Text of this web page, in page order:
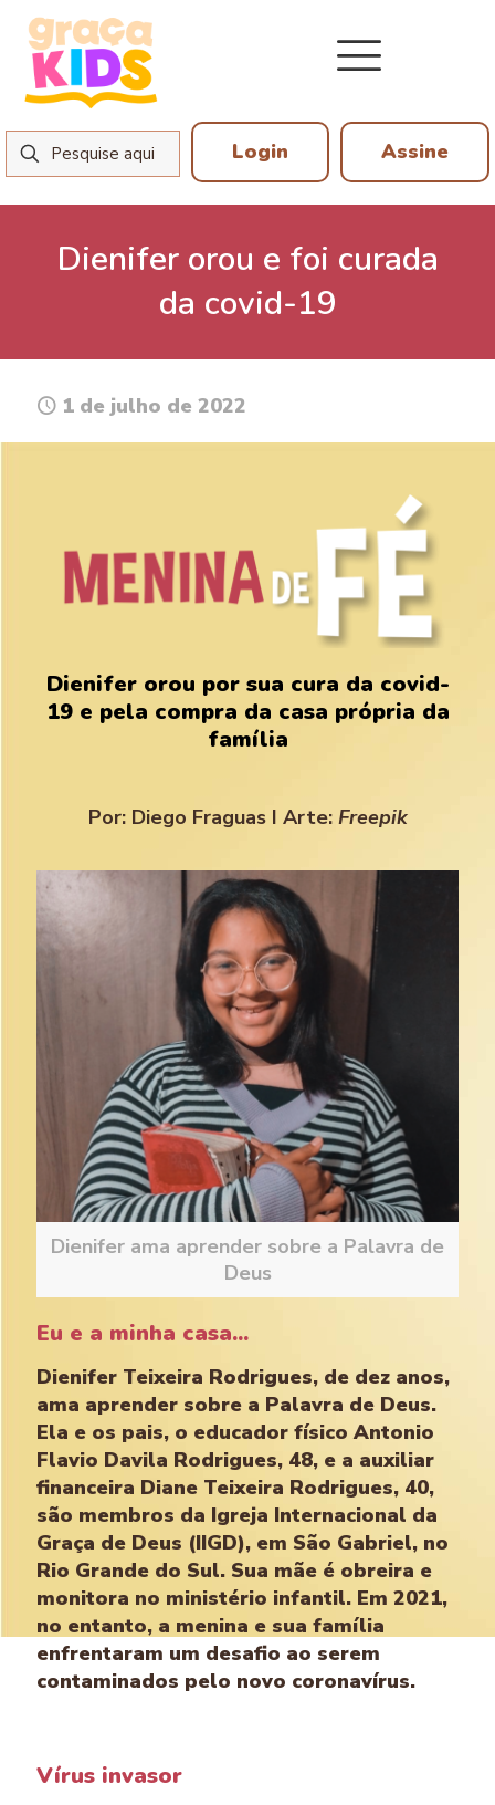
Login Assine
Dienifer orou e foi curada
da covid-19
1 de julho de 2022
Dienifer orou por sua cura da covid-
19 e pela compra da casa própria da
família
Por: Diego Fraguas I Arte: Freepik
Dienifer ama aprender sobre a Palavra de
Deus
Eu e a minha casa...
Dienifer Teixeira Rodrigues, de dez anos,
ama aprender sobre a Palavra de Deus.
Ela e os pais, o educador físico Antonio
Flavio Davila Rodrigues, 48, e a auxiliar
financeira Diane Teixeira Rodrigues, 40,
são membros da Igreja Internacional da
Graça de Deus (IIGD), em São Gabriel, no
Rio Grande do Sul. Sua mãe é obreira e
monitora no ministério infantil. Em 2021,
no entanto, a menina e sua família
enfrentaram um desafio ao serem
contaminados pelo novo coronavírus.
Vírus invasor